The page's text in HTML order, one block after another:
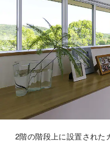
2階の階段上に設置された